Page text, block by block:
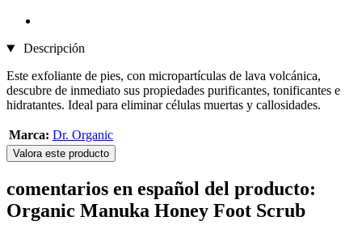
Descripción
Este exfoliante de pies, con micropartículas de lava volcánica,
descubre de inmediato sus propiedades purificantes, tonificantes e
hidratantes. Ideal para eliminar células muertas y callosidades.
Marca: Dr. Organic
Valora este producto
comentarios en español del producto:
Organic Manuka Honey Foot Scrub